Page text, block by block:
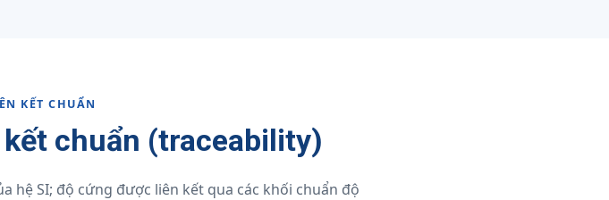
KẾT CHUẨN
chuẩn (traceability)
hệ SI; độ cứng được liên kết qua các khối chuẩn độ